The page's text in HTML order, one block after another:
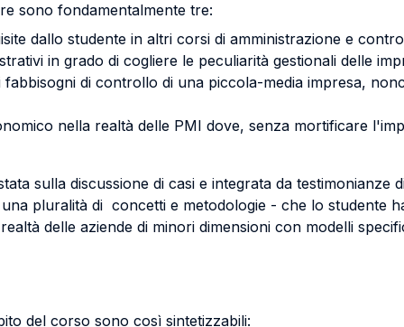
sono fondamentalmente tre:
dallo studente in altri corsi di amministrazione e
in grado di cogliere le peculiarità gestionali delle
fabbisogni di controllo di una piccola-media impresa,
nella realtà delle PMI dove, senza mortificare
sulla discussione di casi e integrata da testimonianze
pluralità di concetti e metodologie - che lo studente
delle aziende di minori dimensioni con modelli
del corso sono così sintetizzabili: